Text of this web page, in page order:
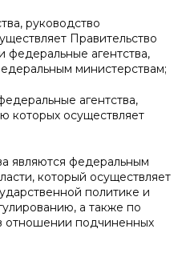
руководство
Правительство
агентства,
министерствам;
агентства,
которых осуществляет
являются федеральным
который осуществляет
политике и
а также по
отношении подчиненных